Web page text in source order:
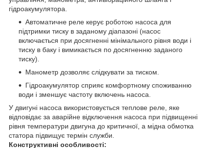
гідроакумулятора.
Автоматичне реле керує роботою насоса для
підтримки тиску в заданому діапазоні (насос
включається при досягненні мінімального рівня води і
тиску в баку і вимикається по досягненню заданого
тиску).
Манометр дозволяє слідкувати за тиском.
Гідроакумулятор сприяє комфортному споживанню
води і зменшує частоту включень насоса.
У двигуні насоса використовується теплове реле, яке
відповідає за аварійне відключення насоса при підвищенні
рівня температури двигуна до критичної, а мідна обмотка
статора підвищує термін служби.
Конструктивні особливості: